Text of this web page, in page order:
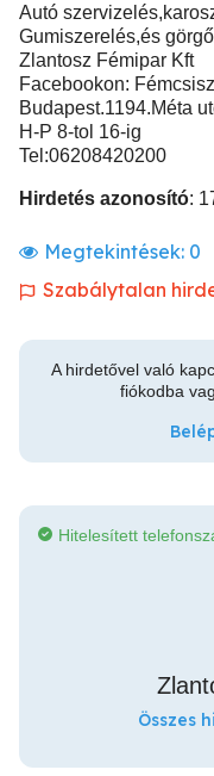
Autó
Gumiszerelés,és
Zlantosz Fémipar Kft
Facebookon:
Budapest.1194.Méta
H-P 8-tol 16-ig
Tel:06208420200
Hirdetés azonosító:
Megtekintések: 0
Szabálytalan
A hirdetővel való
fiókodba
Hitelesített
Összes